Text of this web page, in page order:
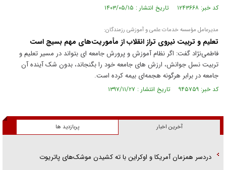
کد خبر: ۱۲۴۳۶۶۸ تاریخ انتشار : ۱۴۰۳/۰۵/۱۵
مدیرعامل مؤسسه خدمات علمی و آموزشی رزمندگان:
تعلیم و تربیت نیروی تراز انقلاب از مأموریت‌های مهم بسیج است
فاطمی‌نژاد گفت: اگر نظام آموزش و پرورش جامعه ای بتواند در مسیر تعلیم و
تربیت نسل جوانش، ارزش های جامعه خود را بگنجاند، بدون شک آینده آن
جامعه در برابر هرگونه هجمه‌ای بیمه کرده است.
کد خبر: ۹۴۵۷۵۹ تاریخ انتشار : ۱۳۹۷/۱۱/۲۷
آخرین اخبار پربازدید ها
دردسر همزمان آمریکا و اوکراین با ته کشیدن موشک‌های پاتریوت